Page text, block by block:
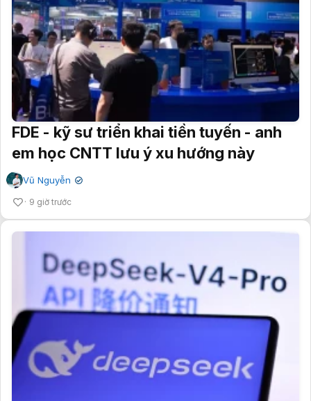
FDE - kỹ sư triển khai tiền tuyến - anh
em học CNTT lưu ý xu hướng này
Vũ Nguyễn ✔
9 giờ trước